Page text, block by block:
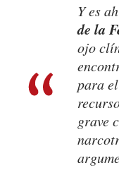
Y es
de la
ojo
para
grave